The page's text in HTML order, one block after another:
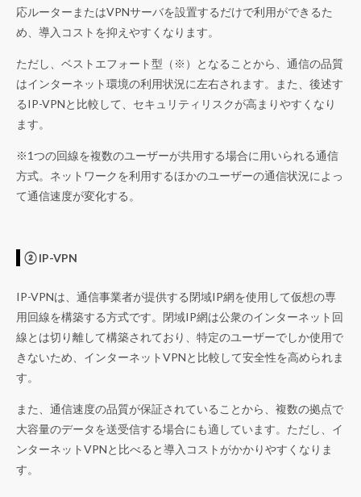
応ルーターまたはVPNサーバを設置するだけで利用ができるた
め、導入コストを抑えやすくなります。
ただし、ベストエフォート型 （ ※ ）
となることから、通信の品質
はインターネット環境の利用状況に左右されます。また、後述す
るIP-VPNと比較して、セキュリティリスクが高まりやすくなり
ます。
※1つの回線を複数のユーザーが共用する場合に用いられる通信
方式。ネットワークを利用するほかのユーザーの通信状況によっ
て通信速度が変化する。
② IP-VPN
IP-VPNは、通信事業者が提供する閉域IP網を使用して仮想の専
用回線を構築する方式です。 閉域IP網は公衆のインターネット回
線とは切り離して構築されており、特定のユーザーでしか使用で
きないため、インターネットVPNと比較して安全性を高められま
す。
また、通信速度の品質が保証されていることから、 複数の拠点で
大容量のデータを送受信する場合にも適しています。 ただし、イ
ンターネットVPNと比べると導入コストがかかりやすくなりま
す。